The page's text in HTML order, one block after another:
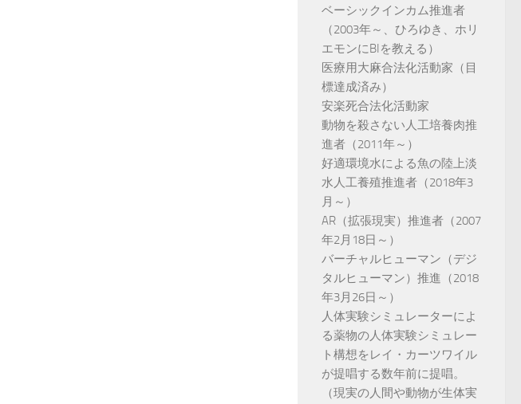
ベーシックインカム推進者
（2003年～、ひろゆき、ホリ
エモンにBIを教える）
医療用大麻合法化活動家（目
標達成済み）
安楽死合法化活動家
動物を殺さない人工培養肉推
進者（2011年～）
好適環境水による魚の陸上淡
水人工養殖推進者（2018年3
月～）
AR（拡張現実）推進者（2007
年2月18日～）
バーチャルヒューマン（デジ
タルヒューマン）推進（2018
年3月26日～）
人体実験シミュレーターによ
る薬物の人体実験シミュレー
ト構想をレイ・カーツワイル
が提唱する数年前に提唱。
（現実の人間や動物が生体実